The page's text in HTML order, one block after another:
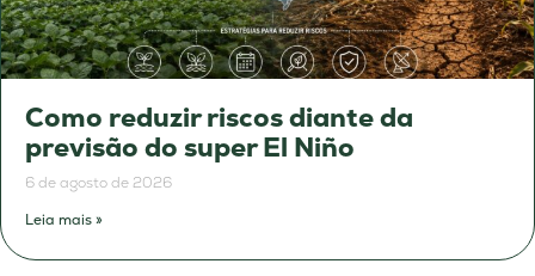
Como reduzir riscos diante da
previsão do super El Niño
6 de agosto de 2026
Leia mais »